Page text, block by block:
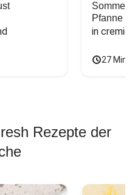
Pfanne
in
27
Rezepte der